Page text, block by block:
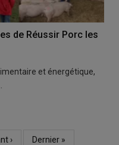
de Réussir Porc les
et énergétique,
›
Dernière
Dernier »